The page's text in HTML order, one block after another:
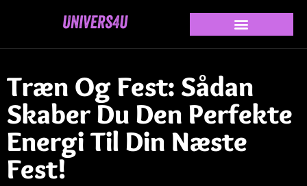
Træn Og Fest: Sådan
Skaber Du Den Perfekte
Energi Til Din Næste
Fest!